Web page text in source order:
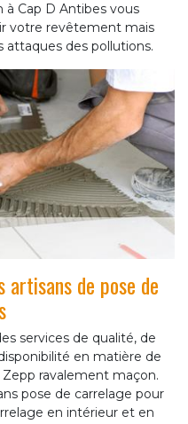
Cap D Antibes vous
votre revêtement mais
attaques des pollutions.
de pose de
services de qualité, de
en matière de
ravalement maçon.
pose de carrelage pour
en intérieur et en